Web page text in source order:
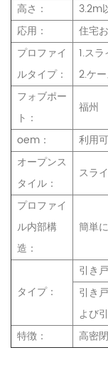
高さ：
3.2m
応用：
住宅
プロファイ
ルタイプ：
1.ス
2.ケ
フォブポー
ト：
福州
oem：
利用
オープンス
タイル：
スラ
プロファイ
ル内部構
造：
簡単
タイプ：
引き
引き
よび
特徴：
高密